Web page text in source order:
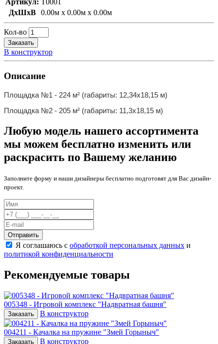
Артикул: T0001
ДxШxВ
0.00м x 0.00м x 0.00м
Кол-во
Заказать
В конструктор
Описание
Площадка №1 - 224 м² (габариты: 12,34х18,15 м)
Площадка №2 - 205 м² (габариты: 11,3х18,15 м)
Любую модель нашего ассортимента
мы можем бесплатно изменить или
раскрасить по Вашему желанию
Заполните форму и наши дизайнеры бесплатно подготовят для Вас дизайн-
проект.
Отправить
Я соглашаюсь с обработкой персональных данных и
политикой конфиденциальности
Рекомендуемые товары
005348 - Игровой комплекс "Надвратная башня"
Заказать В конструктор
004211 - Качалка на пружине "Змей Горыныч"
Заказать В конструктор